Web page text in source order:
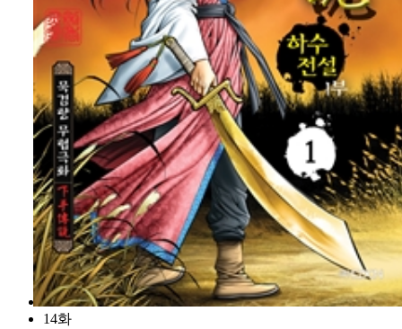
14화